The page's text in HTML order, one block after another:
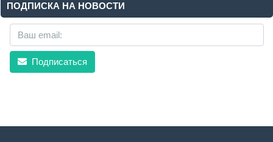
ПОДПИСКА НА НОВОСТИ
Подписаться